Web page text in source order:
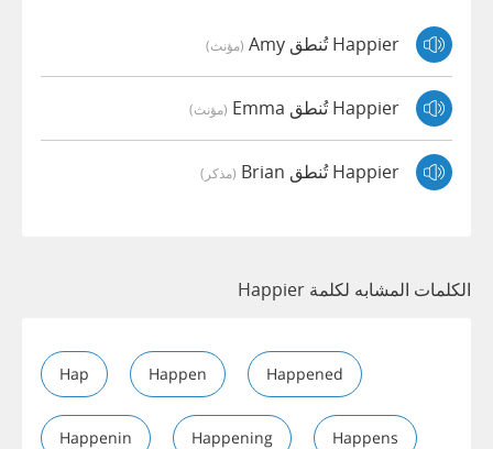
Happier تُنطق Amy (مؤنث)
Happier تُنطق Emma (مؤنث)
Happier تُنطق Brian (مذكر)
الكلمات المشابه لكلمة Happier
Hap Happen Happened
Happenin Happening Happens